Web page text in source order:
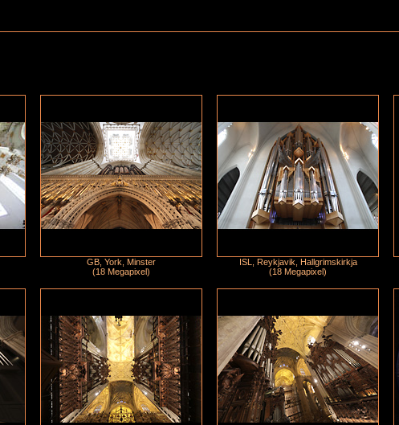
GB, York, Minster
(18 Megapixel)
ISL, Reykjavik, Hallgrimskirkja
(18 Megapixel)